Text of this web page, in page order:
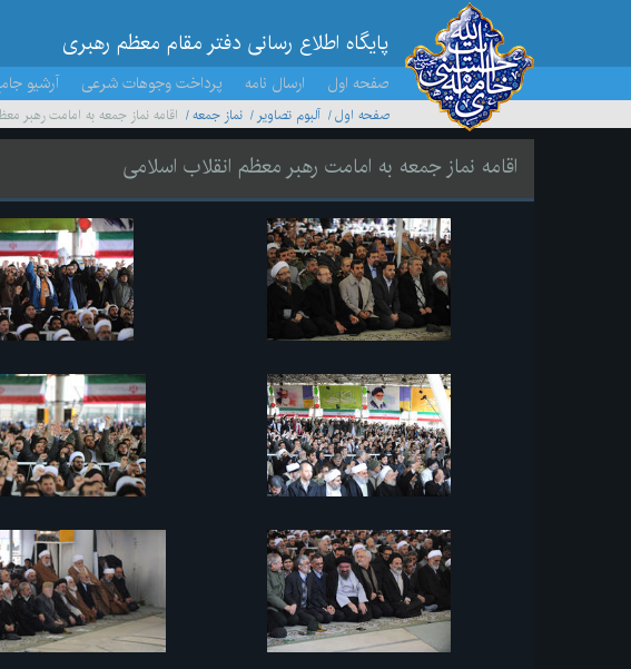
پایگاه اطلاع رسانی دفتر مقام معظم رهبری
صفحه اول ارسال نامه پرداخت وجوهات شرعی آرشیو
صفحه اول آلبوم تصاویر نماز جمعه اقامه نماز جمعه به امامت رهبر
اقامه نماز جمعه به امامت رهبر معظم انقلاب اسلامی